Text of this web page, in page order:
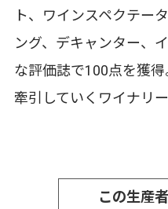
ト、ワインスペクテー
ング、デキャンター、
な評価誌で100点を獲
牽引していくワイナリー
この生産